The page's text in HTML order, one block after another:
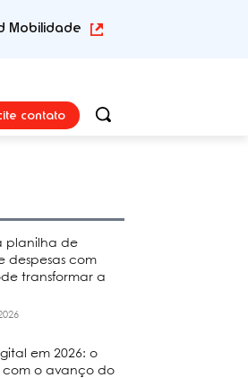
Mobilidade
contato
planilha de
despesas com
transformar a
em 2026: o
o avanço do